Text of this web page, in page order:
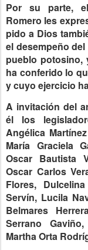
Por su parte,
Romero les
pido a Dios
el desempeño
pueblo potosino,
ha conferido lo
y cuyo ejercicio
A invitación del
él los
Angélica
María Graciela
Oscar Bautista
Oscar Carlos
Flores,
Servín, Lucila
Belmares
Serrano
Martha Orta